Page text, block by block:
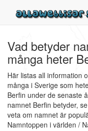
Vad betyder
många heter
Här listas all information
många i Sverige som
Berfin under de senaste
namnet Berfin betyder,
veta om namnet är
Namntoppen i världen /